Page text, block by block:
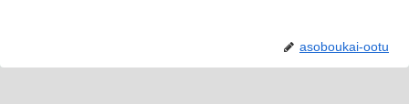
asoboukai-ootu